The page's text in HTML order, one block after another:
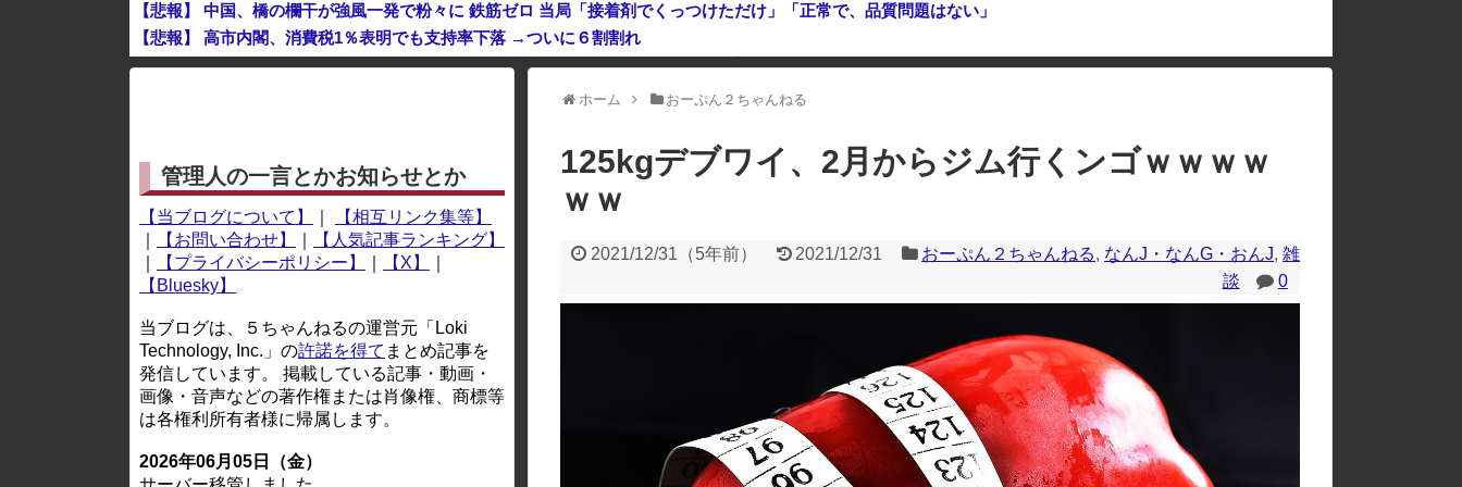
【悲報】 中国、橋の欄干が強風一発で粉々に 鉄筋ゼロ 当局「接着剤でくっつけただけ」「正常で、品質問題はない」
【悲報】 高市内閣、消費税1％表明でも支持率下落 →ついに６割割れ
彫り師YouTuber・しげち「刺青タトゥー入れてる奴は全員バカです」「すごい民度低い」「5000円好きなんすよ、バカって」
※アドブロック等の広告非表示プラグインやアドオンを利用している場合、一部のコンテンツが表示されなくなったり、サイト全体のレイアウトが崩れたりする場合があります。
ホーム おーぷん２ちゃんねる
125kgデブワイ、2月からジム行くンゴｗｗｗｗ
ｗｗ
2021/12/31 （5年前） 2021/12/31 おーぷん２ちゃんねる, なんJ・なんG・おんJ, 雑
談
0
管理人の一言とかお知らせとか
【当ブログについて】
【相互リンク集等】
【お問い合わせ】
【人気記事ランキング】
【プライバシーポリシー】 【X】
【Bluesky】
当ブログは、５ちゃんねるの運営元「Loki
Technology, Inc.」の許諾を得て まとめ記事を
発信しています。 掲載している記事・動画・
画像・音声などの著作権または肖像権、商標等
は各権利所有者様に帰属します。
2026年06月05日（金）